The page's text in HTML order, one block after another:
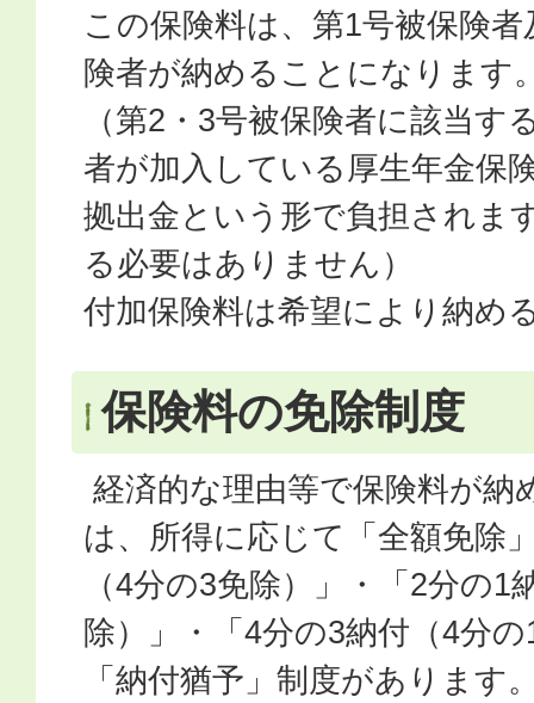
この保険料は、第1号被保険
険者が納めることになります
（第2・3号被保険者に該当す
者が加入している厚生年金保
拠出金という形で負担されま
る必要はありません）
付加保険料は希望により納め
保険料の免除制度
経済的な理由等で保険料が納
は、所得に応じて「全額免除
（4分の3免除）」・「2分の1
除）」・「4分の3納付（4分
「納付猶予」制度があります